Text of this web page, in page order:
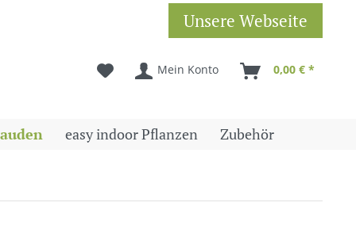
Unsere Webseite
Mein Konto 0,00 € *
easy indoor Pflanzen Zubehör